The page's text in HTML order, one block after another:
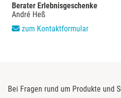
Berater Erlebnisgeschenke
André Heß
zum Kontaktformular
Bei Fragen rund um Produkte und
Ludwigslust-Parchim
Lüchow-Dannenberg